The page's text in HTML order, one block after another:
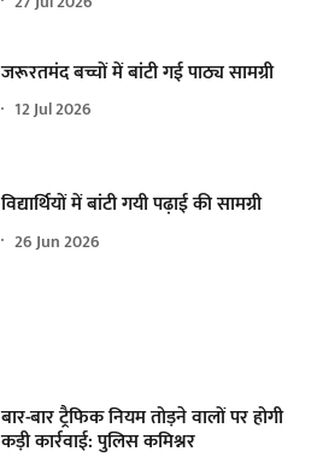
जरूरतमंद बच्चों में बांटी गई पाठ्य सामग्री
12 Jul 2026
विद्यार्थियों में बांटी गयी पढ़ाई की सामग्री
26 Jun 2026
बार-बार ट्रैफिक नियम तोड़ने वालों पर होगी
कड़ी कार्रवाई: पुलिस कमिश्नर